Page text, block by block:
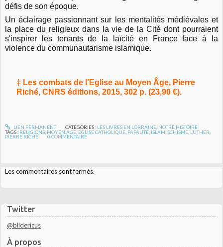
Twitter
@blidericus
À propos
défis de son époque.
Un éclairage passionnant sur les mentalités médiévales et
la place du religieux dans la vie de la Cité dont pourraient
s'inspirer les tenants de la laïcité en France face à la
violence du communautarisme islamique.
‡ Les combats de l'Eglise au Moyen Âge, Pierre
Riché, CNRS éditions, 2015, 302 p. (23,90 €).
LIEN PERMANENT CATÉGORIES : LES LIVRES EN LORRAINE, NOTRE HISTOIRE
TAGS : RELIGIONS MOYEN ÂGE ÉGLISE CATHOLIQUE PAPAUTÉ ISLAM ,SCHISME LUTHER
PIERRE RICHÉ 0 COMMENTAIRE
Les commentaires sont fermés.